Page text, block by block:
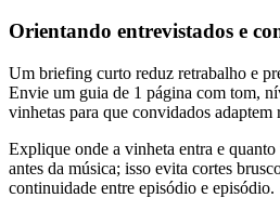
Orientando entrevistados e
Um briefing curto reduz retrabalho e
Envie um guia de 1 página com tom,
vinhetas para que convidados adaptem
Explique onde a vinheta entra e
antes da música; isso evita cortes
continuidade entre episódio e episódio.